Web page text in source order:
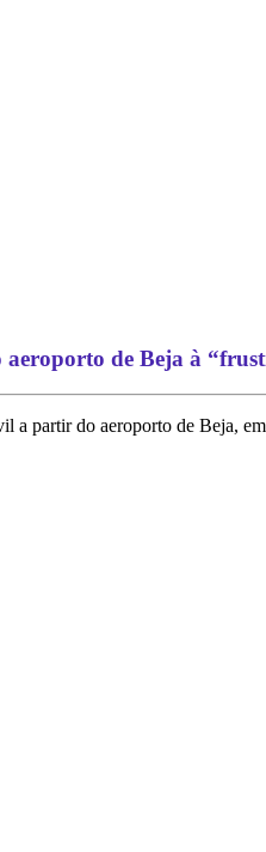
de Beja à
partir do aeroporto de Beja,